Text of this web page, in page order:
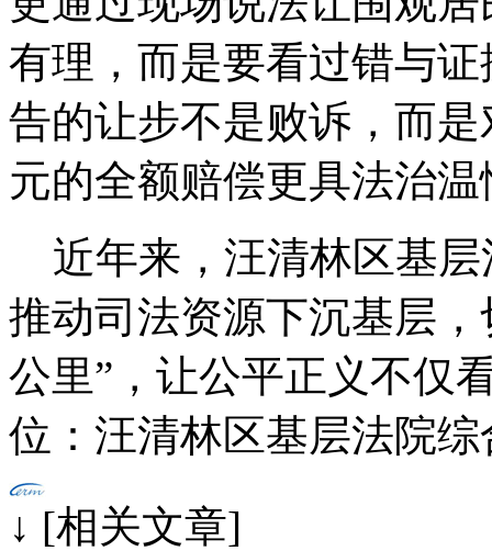
有理，而是要看过错与
告的让步不是败诉，而
元的全额赔偿更具法治温
近年来，汪清林区基层
推动司法资源下沉基层
公里”，让公平正义不仅
位：汪清林区基层法院
↓ [相